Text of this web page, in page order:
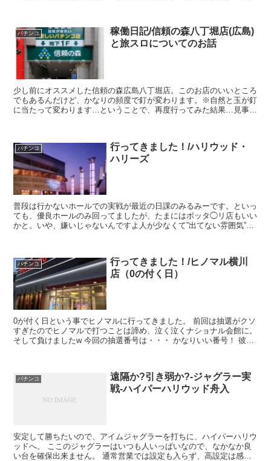
パチンコ
稼働日記/信頼の森八丁堀店(広島)
と旅スロについてのお話
少し前にオススメした信頼の森広島八丁堀店。このお店のいいところ
でもあるんだけど、かなりの頻度で釘が変わります。※自然と玉が釘
に当たって変わります…ということで、再度行ってみた結果…見事、
パチンコ
行ってきました！/ハリウッド・
ハリーズ
普段は行かないホールでの実戦が最近の日課のみるみーです。といっ
ても、優良ホールのみ回ってましたが、たまにはボッタ◯リ店もいい
かと。いや、嫌いじゃないんですよ人が少なくて”出てない雰囲気”打
パチンコ
行ってきました！/ヒノマル横川
店（0の付く日）
0が付く日という事でヒノマルに行ってきました。 前回は抽選がクソ
すぎたのでヒノマルで打つことは諦め、泣く泣くナショナル会館に。
そして負けましたw 今回の抽選番号は・・・ かなりいい番号！ 彼女
パチンコ
遠隔か?引き弱か?-ジャグラー実
戦-ハイパーハリウッド舟入
安定して勝ちたいので、アイムジャグラーを打ちに、ハイパーハリウ
ッドへ。 ここのジャグラーはいつも人いっぱいなので、なかなか良
い台を確保出来ません。 通常営業では設定も入らず、高設定は感覚